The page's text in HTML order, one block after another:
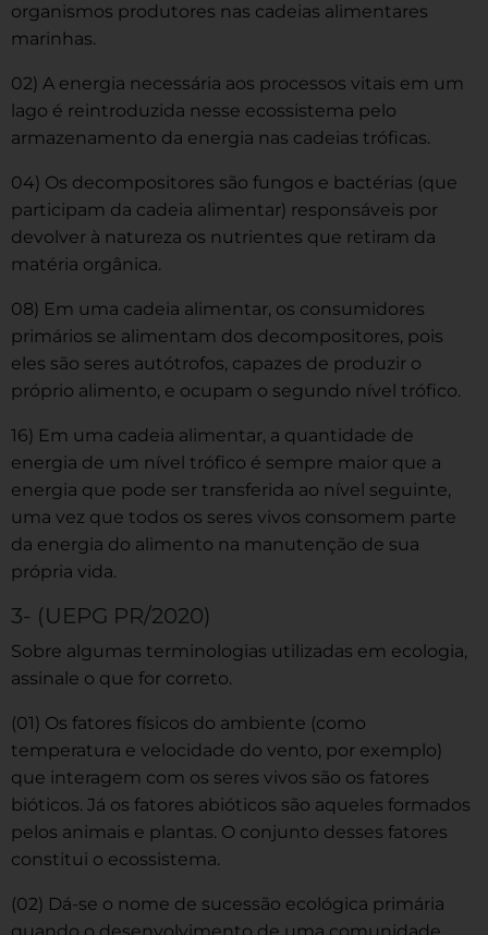
organismos produtores nas cadeias alimentares
marinhas.
02) A energia necessária aos processos vitais em um
lago é reintroduzida nesse ecossistema pelo
armazenamento da energia nas cadeias tróficas.
04) Os decompositores são fungos e bactérias (que
participam da cadeia alimentar) responsáveis por
devolver à natureza os nutrientes que retiram da
matéria orgânica.
08) Em uma cadeia alimentar, os consumidores
primários se alimentam dos decompositores, pois
eles são seres autótrofos, capazes de produzir o
próprio alimento, e ocupam o segundo nível trófico.
16) Em uma cadeia alimentar, a quantidade de
energia de um nível trófico é sempre maior que a
energia que pode ser transferida ao nível seguinte,
uma vez que todos os seres vivos consomem parte
da energia do alimento na manutenção de sua
própria vida.
3- (UEPG PR/2020)
Sobre algumas terminologias utilizadas em ecologia,
assinale o que for correto.
(01) Os fatores físicos do ambiente (como
temperatura e velocidade do vento, por exemplo)
que interagem com os seres vivos são os fatores
bióticos. Já os fatores abióticos são aqueles formados
pelos animais e plantas. O conjunto desses fatores
constitui o ecossistema.
(02) Dá-se o nome de sucessão ecológica primária